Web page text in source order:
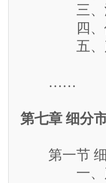
三、消
四、价
五、产
……
第七章 细分
第一节 细
一、产